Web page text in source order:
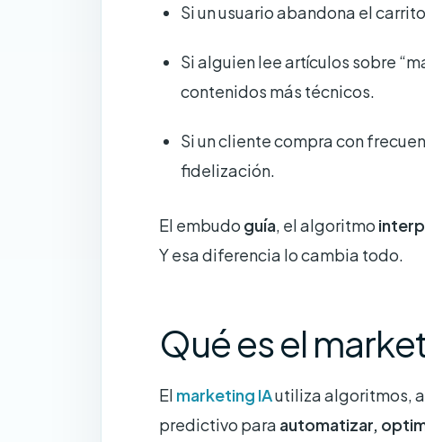
Si un usuario abandona el
Si alguien lee artículos sobre
contenidos más técnicos.
Si un cliente compra con
fidelización.
El embudo guía, el algoritmo
Y esa diferencia lo cambia todo.
Qué es el
El marketing IAutiliza algoritmos,
predictivo para automatizar,